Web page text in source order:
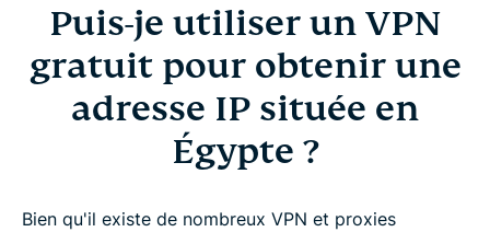
Puis-je utiliser un VPN
gratuit pour obtenir une
adresse IP située en
Égypte ?
Bien qu'il existe de nombreux VPN et proxies